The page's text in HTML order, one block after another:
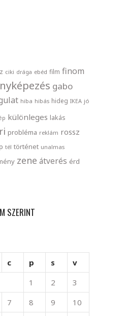
ciki drága ebéd film finom
gabo
hiba hibás hideg IKEA jó
különleges lakás
probléma reklám rossz
tél történet unalmas
zene átverés érd
SZERINT
c p s
v
1
2
3
7 8 9
10